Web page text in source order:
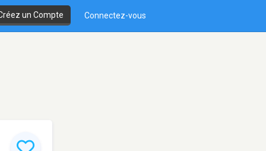
un Compte Connectez-vous